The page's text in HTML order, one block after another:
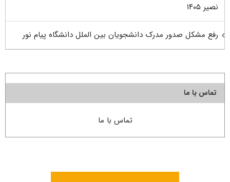
نصیر ۱۴۰۵
رفع مشکل صدور مدرک دانشجویان بین الملل دانشگاه پیام نور
تماس با ما
تماس با ما